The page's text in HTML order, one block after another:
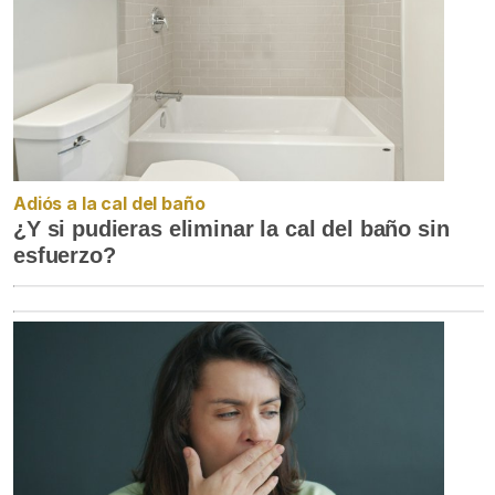
Adiós a la cal del baño
¿Y si pudieras eliminar la cal del baño sin
esfuerzo?